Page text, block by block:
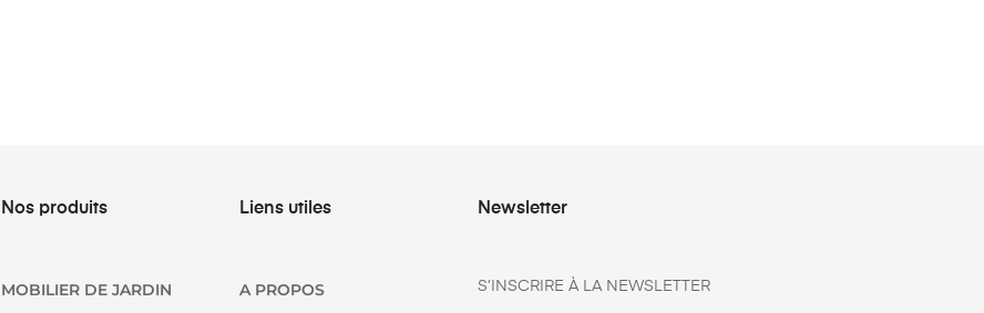
Nos produits
MOBILIER DE JARDIN
Liens utiles
A PROPOS
Newsletter
S’INSCRIRE À LA NEWSLETTER